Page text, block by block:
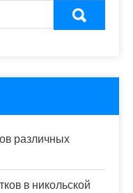
различных
в никольской